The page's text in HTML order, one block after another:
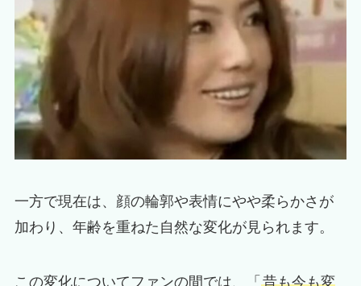
一方で現在は、顔の輪郭や表情にやや柔らかさが
加わり、年齢を重ねた自然な変化が見られます。
この変化についてファンの間では、「 昔も今も変